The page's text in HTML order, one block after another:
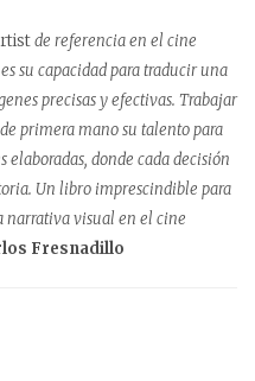
de referencia en el cine
su capacidad para traducir una
precisas y efectivas. Trabajar
primera mano su talento para
donde cada decisión
Un libro imprescindible para
narrativa visual en el cine
Fresnadillo